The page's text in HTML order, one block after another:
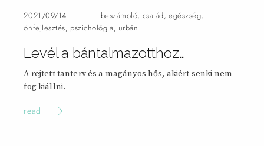
2021/09/14 beszámoló, család,egészség,
önfejlesztés, pszichológia, urbán
Levél a bántalmazotthoz…
A rejtett tanterv és a magányos hős, akiért senki nem
fog kiállni.
read